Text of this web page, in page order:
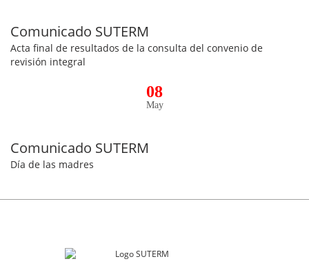
Comunicado SUTERM
Acta final de resultados de la consulta del convenio de
revisión integral
08
May
Comunicado SUTERM
Día de las madres